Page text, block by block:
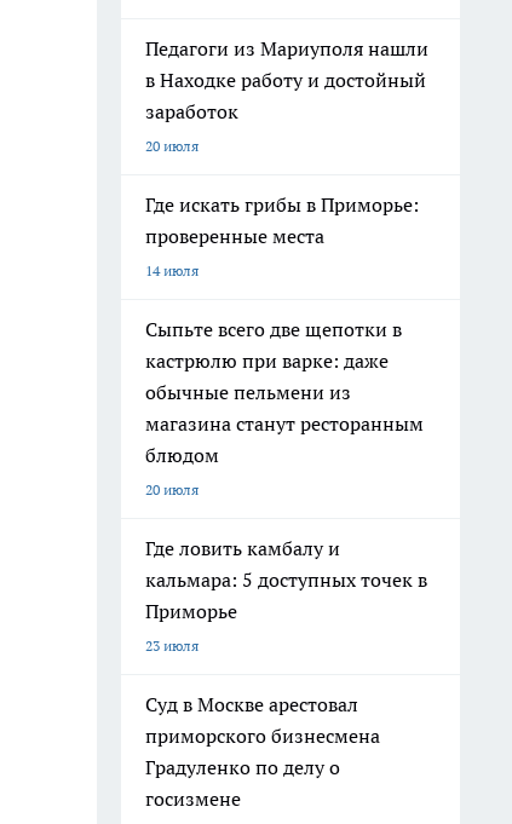
Педагоги из Мариуполя нашли
в Находке работу и достойный
заработок
20 июля
Где искать грибы в Приморье:
проверенные места
14 июля
Сыпьте всего две щепотки в
кастрюлю при варке: даже
обычные пельмени из
магазина станут ресторанным
блюдом
20 июля
Где ловить камбалу и
кальмара: 5 доступных точек в
Приморье
23 июля
Суд в Москве арестовал
приморского бизнесмена
Градуленко по делу о
госизмене